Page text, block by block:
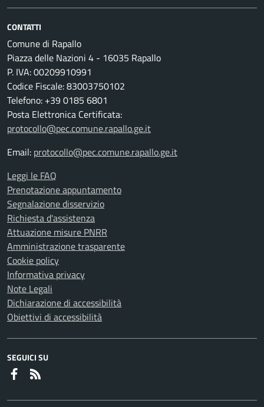
CONTATTI
Comune di Rapallo
Piazza delle Nazioni 4 - 16035 Rapallo
P. IVA: 00209910991
Codice Fiscale: 83003750102
Telefono: +39 0185 6801
Posta Elettronica Certificata:
protocollo@pec.comune.rapallo.ge.it
Email: protocollo@pec.comune.rapallo.ge.it
Leggi le FAQ
Prenotazione appuntamento
Segnalazione disservizio
Richiesta d'assistenza
Attuazione misure PNRR
Amministrazione trasparente
Cookie policy
Informativa privacy
Note Legali
Dichiarazione di accessibilità
Obiettivi di accessibilità
SEGUICI SU
Faceboook